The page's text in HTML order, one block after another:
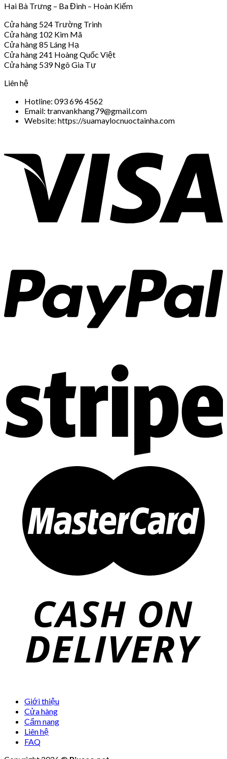
Hai Bà Trưng – Ba Đình – Hoàn Kiếm
Cửa hàng 524 Trường Trinh
Cửa hàng 102 Kim Mã
Cửa hàng 85 Láng Hạ
Cửa hàng 241 Hoàng Quốc Việt
Cửa hàng 539 Ngô Gia Tự
Liên hệ
Hotline: 093 696 4562
Email: tranvankhang79@gmail.com
Website: https://suamaylocnuoctainha.com
Giới thiệu
Cửa hàng
Cẩm nang
Liên hệ
FAQ